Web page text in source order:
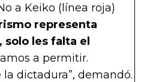
a Keiko (línea roja)
representa
solo les falta el
a permitir.
dictadura”, demandó.